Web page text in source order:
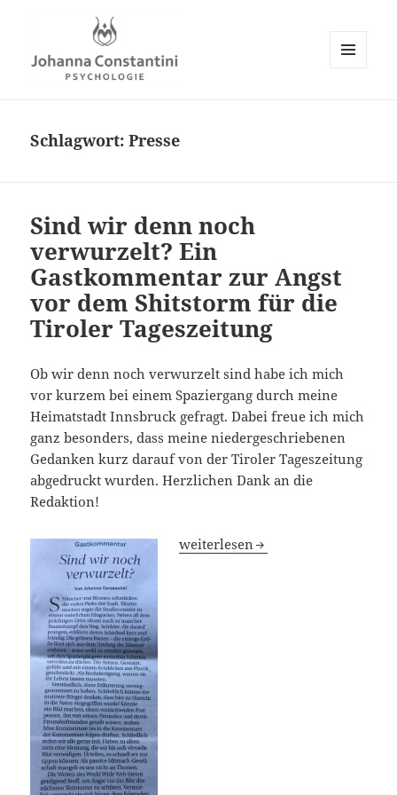
Schlagwort:Presse
Sind wir denn noch
verwurzelt? Ein
Gastkommentar zur Angst
vor dem Shitstorm für die
Tiroler Tageszeitung
Ob wir denn noch verwurzelt sind habe ich mich
vor kurzem bei einem Spaziergang durch meine
Heimatstadt Innsbruck gefragt. Dabei freue ich mich
ganz besonders, dass meine niedergeschriebenen
Gedanken kurz darauf von der Tiroler Tageszeitung
abgedruckt wurden. Herzlichen Dank an die
Redaktion!
Sind wir denn noch verwurzelt?
weiterlesen